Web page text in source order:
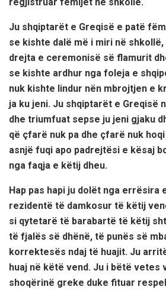
Ju shqiptarët e Greqisë e patë
se kishte dalë më i miri në shkollë,
drejta e ceremonisë së flamurit
se kishte ardhur nga foleja e
nuk kishte lindur nën mbrojtjen e
ja ku jeni. Ju shqiptarët e Greqisë
dhe triumfuat sepse ju jeni gjaku
që çfarë nuk pa dhe çfarë nuk
asnjë fuqi apo padrejtësi e kësaj
nga faqja e këtij dheu.
Hap pas hapi ju dolët nga errësira
rezidentë të damkosur të këtij
si qytetarë të barabartë të këtij
të fjalës së dhënë, të punës së
korrektesës ndaj të huajit. Ju
huaj në këtë vend. Ju i bëtë vetes
shoqërinë greke duke fituar